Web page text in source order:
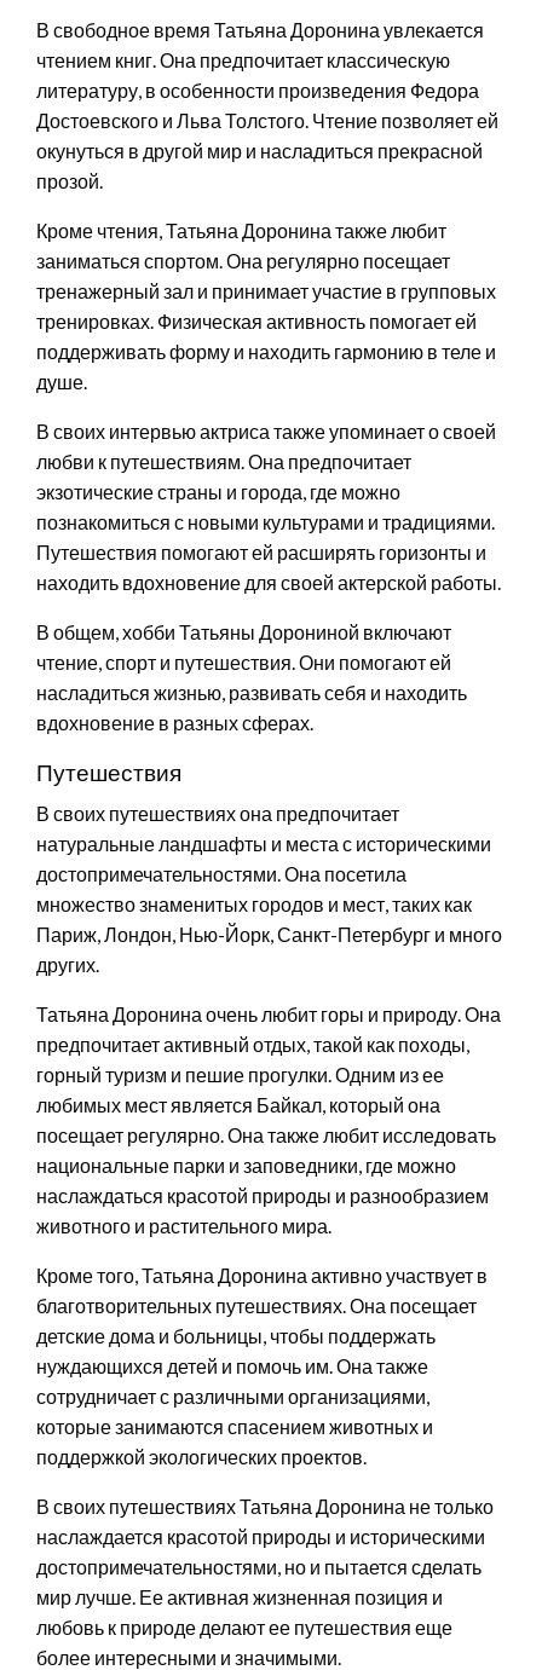
В свободное время Татьяна Доронина увлекается
чтением книг. Она предпочитает классическую
литературу, в особенности произведения Федора
Достоевского и Льва Толстого. Чтение позволяет ей
окунуться в другой мир и насладиться прекрасной
прозой.
Кроме чтения, Татьяна Доронина также любит
заниматься спортом. Она регулярно посещает
тренажерный зал и принимает участие в групповых
тренировках. Физическая активность помогает ей
поддерживать форму и находить гармонию в теле и
душе.
В своих интервью актриса также упоминает о своей
любви к путешествиям. Она предпочитает
экзотические страны и города, где можно
познакомиться с новыми культурами и традициями.
Путешествия помогают ей расширять горизонты и
находить вдохновение для своей актерской работы.
В общем, хобби Татьяны Дорониной включают
чтение, спорт и путешествия. Они помогают ей
насладиться жизнью, развивать себя и находить
вдохновение в разных сферах.
Путешествия
В своих путешествиях она предпочитает
натуральные ландшафты и места с историческими
достопримечательностями. Она посетила
множество знаменитых городов и мест, таких как
Париж, Лондон, Нью-Йорк, Санкт-Петербург и много
других.
Татьяна Доронина очень любит горы и природу. Она
предпочитает активный отдых, такой как походы,
горный туризм и пешие прогулки. Одним из ее
любимых мест является Байкал, который она
посещает регулярно. Она также любит исследовать
национальные парки и заповедники, где можно
наслаждаться красотой природы и разнообразием
животного и растительного мира.
Кроме того, Татьяна Доронина активно участвует в
благотворительных путешествиях. Она посещает
детские дома и больницы, чтобы поддержать
нуждающихся детей и помочь им. Она также
сотрудничает с различными организациями,
которые занимаются спасением животных и
поддержкой экологических проектов.
В своих путешествиях Татьяна Доронина не только
наслаждается красотой природы и историческими
достопримечательностями, но и пытается сделать
мир лучше. Ее активная жизненная позиция и
любовь к природе делают ее путешествия еще
более интересными и значимыми.